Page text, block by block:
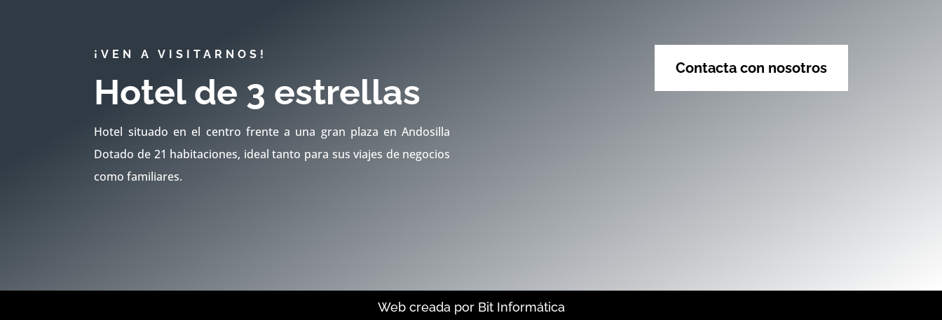
¡VEN A VISITARNOS!
Hotel de 3 estrellas
Hotel situado en el centro frente a una gran plaza en Andosilla
Dotado de 21 habitaciones, ideal tanto para sus viajes de negocios
como familiares.
Contacta con nosotros
Web creada por Bit Informática